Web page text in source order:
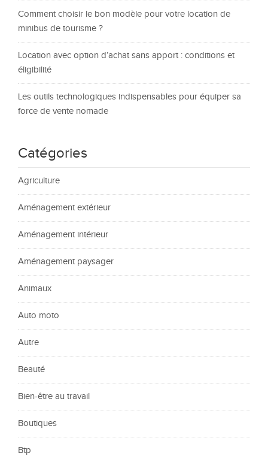
Comment choisir le bon modèle pour votre location de
minibus de tourisme ?
Location avec option d’achat sans apport : conditions et
éligibilité
Les outils technologiques indispensables pour équiper sa
force de vente nomade
Catégories
Agriculture
Aménagement extérieur
Aménagement intérieur
Aménagement paysager
Animaux
Auto moto
Autre
Beauté
Bien-être au travail
Boutiques
Btp